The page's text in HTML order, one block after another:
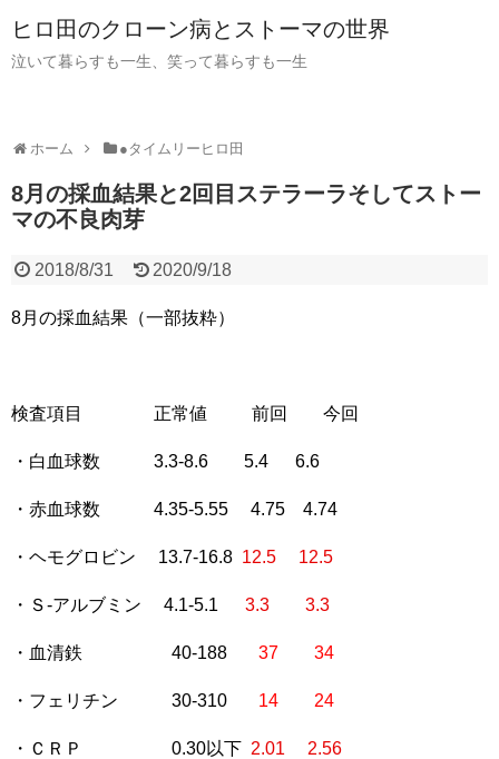
ヒロ田のクローン病とストーマの世界
泣いて暮らすも一生、笑って暮らすも一生
ホーム ●タイムリーヒロ田
8月の採血結果と2回目ステラーラそしてストー
マの不良肉芽
2018/8/31 2020/9/18
8月の採血結果（一部抜粋）
検査項目 正常値 前回 今回
・白血球数 3.3-8.6 5.4 6.6
・赤血球数 4.35-5.55 4.75 4.74
・ヘモグロビン 13.7-16.8 12.5 12.5
・Ｓ-アルブミン 4.1-5.1 3.3 3.3
・血清鉄 40-188 37 34
・フェリチン 30-310 14 24
・ＣＲＰ 0.30以下 2.01 2.56